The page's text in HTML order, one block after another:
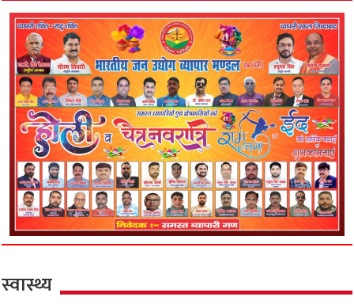
स्वास्थ्य